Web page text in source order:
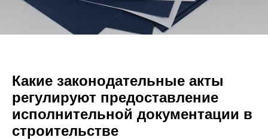
Какие законодательные акты
регулируют предоставление
исполнительной документации в
строительстве